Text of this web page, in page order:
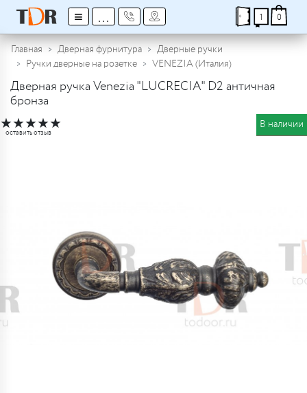
≡ ... 1 0
Главная Дверная фурнитура
Дверные ручки
Ручки дверные на розетке
VENEZIA (Италия)
Дверная ручка Venezia "LUCRECIA" D2 античная
бронза
★★★★★
оставить отзыв
В наличии